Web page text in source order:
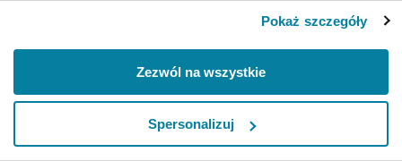
otrzymanymi od Ciebie lub uzyskanymi podczas korzystania z ich
Pokaż szczegóły
Zezwól na wszystkie
Spersonalizuj
Odśwież